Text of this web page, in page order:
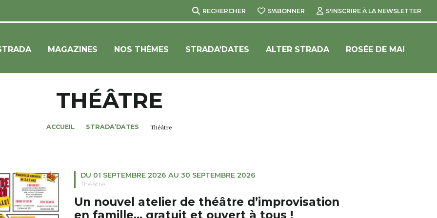
RECHERCHER S'ABONNER S'INSCRIRE À LA NEWSLETTER
MAGAZINES NOS THÈMES STRADA’DATES ALTER STRADA ROSÉE DE MAI
THÉÂTRE
ACCUEIL STRADA’DATES Théâtre
DU 01 SEPTEMBRE 2026 AU 30 SEPTEMBRE 2026
Théâtre
Un nouvel atelier de théâtre d’improvisation
en famille… gratuit et ouvert à tous !